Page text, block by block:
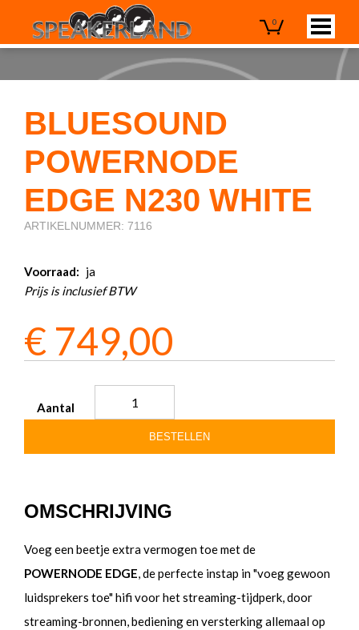
0
BLUESOUND
POWERNODE
EDGE N230 WHITE
ARTIKELNUMMER: 7116
Voorraad: ja
Prijs is inclusief BTW
€ 749,00
Aantal
BESTELLEN
OMSCHRIJVING
Voeg een beetje extra vermogen toe met de
POWERNODE EDGE, de perfecte instap in "voeg gewoon
luidsprekers toe" hifi voor het streaming-tijdperk, door
streaming-bronnen, bediening en versterking allemaal op